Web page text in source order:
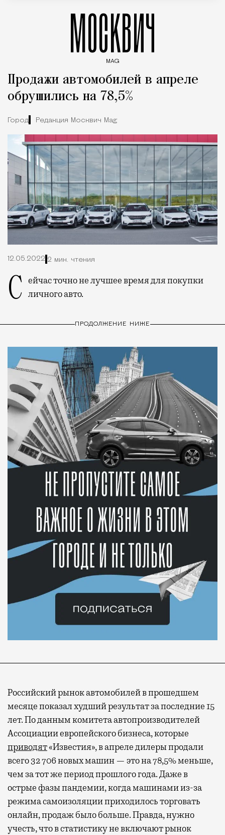
МОСКВИЧ
MAG
Продажи автомобилей в апреле
обрушились на 78,5%
Город Редакция Москвич Mag
12.05.2022 2 мин. чтения
Сейчас точно не лучшее время для покупки личного авто.
ПРОДОЛЖЕНИЕ НИЖЕ
Российский рынок автомобилей в прошедшем
месяце показал худший результат за последние 15
лет. По данным комитета автопроизводителей
Ассоциации европейского бизнеса, которые
приводят«Известия», в апреле дилеры продали
всего 32 706 новых машин — это на 78,5% меньше,
чем за тот же период прошлого года. Даже в
острые фазы пандемии, когда машинами из-за
режима самоизоляции приходилось торговать
онлайн, продаж было больше. Правда, нужно
учесть, что в статистику не включают рынок